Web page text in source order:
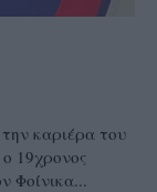
καριέρα του
19χρονος
Φοίνικα...